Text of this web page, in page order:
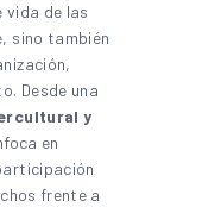
vida de las
sino también
Desde una
y
en
frente a